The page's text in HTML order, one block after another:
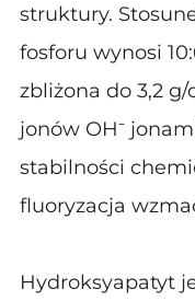
struktury.
fosforu wynosi
zbliżona do 3,2
jonów OH⁻
stabilności
fluoryzacja
Hydroksyapatyt